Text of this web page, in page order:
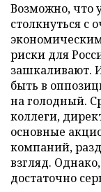
Возможно, что
столкнуться с
риски для
зашкаливают.
быть в
на голодный.
коллеги,
основные
компаний,
взгляд.
достаточно